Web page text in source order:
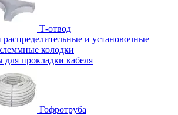
Т-отвод
и установочные
колодки
прокладки кабеля
Гофротруба